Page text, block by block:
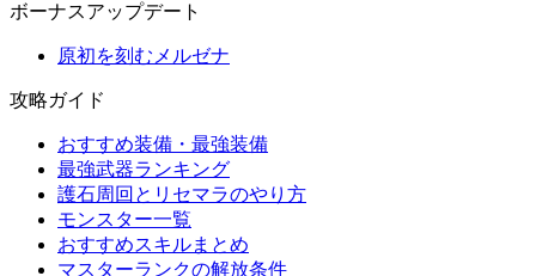
ボーナスアップデート
原初を刻むメルゼナ
攻略ガイド
おすすめ装備・最強装備
最強武器ランキング
護石周回とリセマラのやり方
モンスター一覧
おすすめスキルまとめ
マスターランクの解放条件